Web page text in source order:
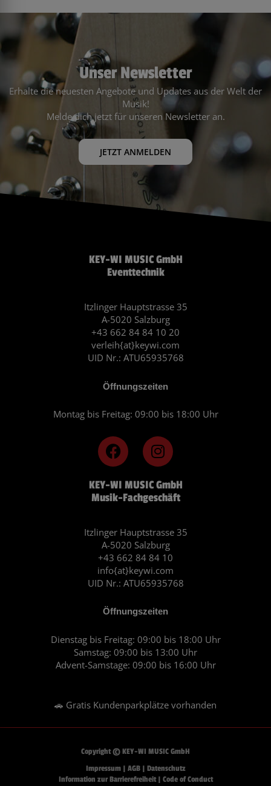
Unser Newsletter
Erhalte die neuesten Angebote und Updates aus der Welt der
Musik!
Melde dich jetzt für unseren Newsletter an.
JETZT ANMELDEN
KEY-WI MUSIC GmbH
Musik-Fachgeschäft
Itzlinger Hauptstrasse 35
A-5020 Salzburg
+43 662 84 84 10
info{at}keywi.com
UID Nr.: ATU65935768
Öffnungszeiten
Dienstag bis Freitag: 09:00 bis 18:00 Uhr
Samstag: 09:00 bis 13:00 Uhr
Advent-Samstage: 09:00 bis 16:00 Uhr
🚗 Gratis Kundenparkplätze vorhanden
F
a
c
e
b
o
k
I
n
s
t
a
r
a
m
KEY-WI MUSIC GmbH
Eventtechnik
Itzlinger Hauptstrasse 35
A-5020 Salzburg
+43 662 84 84 10 20
verleih{at}keywi.com
UID Nr.: ATU65935768
Öffnungszeiten
Montag bis Freitag: 09:00 bis 18:00 Uhr
Copyright © KEY-WI MUSIC GmbH
Impressum| AGB| Datenschutz
Information zur Barrierefreiheit| Code of Conduct